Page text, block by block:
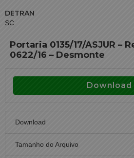
DETRAN
SC
Portaria 0135/17/ASJUR –
0622/16 – Desmonte
Download
Download
Tamanho do Arquivo